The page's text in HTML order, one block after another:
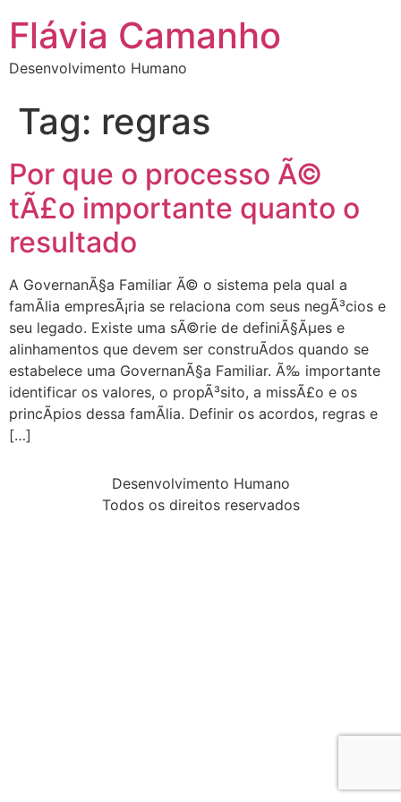
Flávia Camanho
Desenvolvimento Humano
Tag: regras
Por que o processo Ã©
tÃ£o importante quanto o
resultado
A GovernanÃ§a Familiar Ã© o sistema pela qual a
famÃ­lia empresÃ¡ria se relaciona com seus negÃ³cios e
seu legado. Existe uma sÃ©rie de definiÃ§Ãµes e
alinhamentos que devem ser construÃ­dos quando se
estabelece uma GovernanÃ§a Familiar. Ã‰ importante
identificar os valores, o propÃ³sito, a missÃ£o e os
princÃ­pios dessa famÃ­lia. Definir os acordos, regras e
[…]
Desenvolvimento Humano
Todos os direitos reservados